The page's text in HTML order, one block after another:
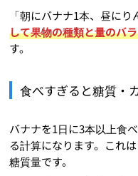
「朝にバナナ1本、昼に
して果物の種類と量のバ
す。
食べすぎると糖質・
バナナを1日に3本以上食
る計算になります。これ
糖質量です。